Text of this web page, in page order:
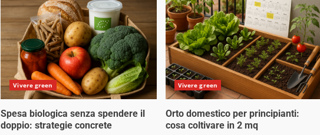
Vivere green
Spesa biologica senza spendere il
doppio: strategie concrete
Vivere green
Orto domestico per principianti:
cosa coltivare in 2 mq